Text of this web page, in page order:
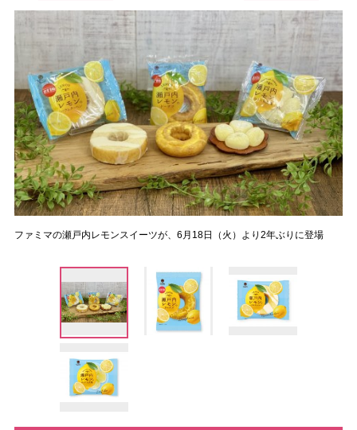
ファミマの瀬戸内レモンスイーツが、6月18日（火）より2年ぶりに登場